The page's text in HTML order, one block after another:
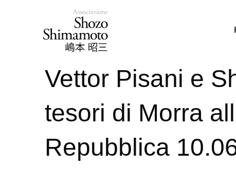
Vettor Pisani e
tesori di Morra
Repubblica